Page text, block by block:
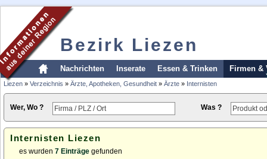
Bezirk Liezen
Nachrichten Inserate Essen & Trinken Firmen &
Liezen » Verzeichnis » Ärzte, Apotheken, Gesundheit » Ärzte » Internisten
Wer, Wo ? Was ?
Internisten Liezen
es wurden 7 Einträge gefunden